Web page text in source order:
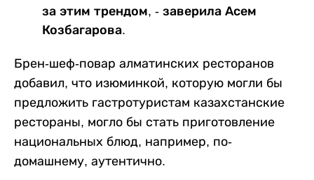
за этим трендом, - заверила Асем
Козбагарова.
Брен-шеф-повар алматинских ресторанов
добавил, что изюминкой, которую могли бы
предложить гастротуристам казахстанские
рестораны, могло бы стать приготовление
национальных блюд, например, по-
домашнему, аутентично.